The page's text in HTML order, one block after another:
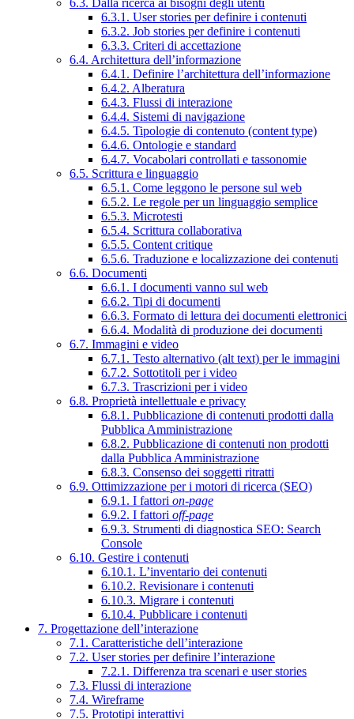
6.3.1. User stories per definire i contenuti
6.3.2. Job stories per definire i contenuti
6.3.3. Criteri di accettazione
6.4. Architettura dell’informazione
6.4.1. Definire l’architettura dell’informazione
6.4.2. Alberatura
6.4.3. Flussi di interazione
6.4.4. Sistemi di navigazione
6.4.5. Tipologie di contenuto (content type)
6.4.6. Ontologie e standard
6.4.7. Vocabolari controllati e tassonomie
6.5. Scrittura e linguaggio
6.5.1. Come leggono le persone sul web
6.5.2. Le regole per un linguaggio semplice
6.5.3. Microtesti
6.5.4. Scrittura collaborativa
6.5.5. Content critique
6.5.6. Traduzione e localizzazione dei contenuti
6.6. Documenti
6.6.1. I documenti vanno sul web
6.6.2. Tipi di documenti
6.6.3. Formato di lettura dei documenti elettronici
6.6.4. Modalità di produzione dei documenti
6.7. Immagini e video
6.7.1. Testo alternativo (alt text) per le immagini
6.7.2. Sottotitoli per i video
6.7.3. Trascrizioni per i video
6.8. Proprietà intellettuale e privacy
6.8.1. Pubblicazione di contenuti prodotti dalla
Pubblica Amministrazione
6.8.2. Pubblicazione di contenuti non prodotti
dalla Pubblica Amministrazione
6.8.3. Consenso dei soggetti ritratti
6.9. Ottimizzazione per i motori di ricerca (SEO)
6.9.1. I fattori on-page
6.9.2. I fattori off-page
6.9.3. Strumenti di diagnostica SEO: Search
Console
6.10. Gestire i contenuti
6.10.1. L’inventario dei contenuti
6.10.2. Revisionare i contenuti
6.10.3. Migrare i contenuti
6.10.4. Pubblicare i contenuti
7. Progettazione dell’interazione
7.1. Caratteristiche dell’interazione
7.2. User stories per definire l’interazione
7.2.1. Differenza tra scenari e user stories
7.3. Flussi di interazione
7.4. Wireframe
7.5. Prototipi interattivi